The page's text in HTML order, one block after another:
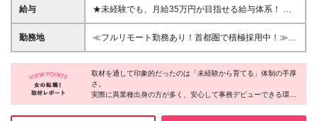
アチェンジ大歓迎！ ◎パソコンスキルは入社後の研
で活躍したい」という方を人物重視で積極採用しま
協調性を大切にできる方 【こんな方にぴったりで
す！】 ☆手に職をつけて仕事で成長していきたい方
☆事務職デビューを目指している方 ☆スキルに合わ
給与
★未経験でも、月給35万円が目指せる給与体系！ ※
経験者の方は入社時から給与等で優遇します！ ≪初
年度想定年収：300万円≫ ◇月給21.5万円～35万円＋
の他手当（交通費・残業代など） ※残業代は1分単位
でしっかり支給 ※交通費支給・昇給制度ありで安心 ※
試用期間3か月あり（期間中は賞与・確定拠出年金制
勤務地
≪フルリモート勤務あり！首都圏で積極採用中！≫
◇東京・神奈川・埼玉・千葉を中心とした全国のプロ
ジェクト先 ※勤務地は希望を考慮します。 ※フルリモ
ート（完全在宅）、リモート＋出勤のハイブリッド勤
務ｍｐプロジェクトにより可能です。 ※(変更の範囲)
上記を除く当社関連勤務地 【本社】 東京都港区虎ノ
門2-6-1 虎ノ門ヒルズステーションタワー18階 └日
取材を通して印象的だったのは「未経験から育てる」体制の手厚
さ。
実際に異業種出身の方が多く、安心して事務デビューできる環境
が整っていました。さらに、残業の少なさや自由度の高い働き
方、美容制度など、